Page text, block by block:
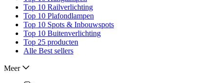
Top 10 Railverlichting
Top 10 Plafondlampen
Top 10 Spots & Inbouwspots
Top 10 Buitenverlichting
Top 25 producten
Alle Best sellers
Meer